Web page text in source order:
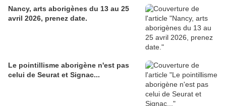
Nancy, arts aborigènes du 13 au 25
avril 2026, prenez date.
Le pointillisme aborigène n'est pas
celui de Seurat et Signac...